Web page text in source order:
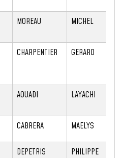
MOREAU MICHEL
CHARPENTIER GERARD
AOUADI LAYACHI
CABRERA MAELYS
DEPETRIS PHILIPPE